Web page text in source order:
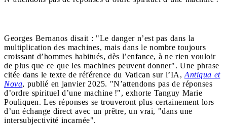
Georges Bernanos disait : "Le danger n’est pas dans la
multiplication des machines, mais dans le nombre toujours
croissant d’hommes habitués, dès l’enfance, à ne rien vouloir
de plus que ce que les machines peuvent donner". Une phrase
citée dans le texte de référence du Vatican sur l’IA, Antiqua et
Nova, publié en janvier 2025. "N’attendons pas de réponses
d’ordre spirituel d’une machine !", exhorte Tanguy Marie
Pouliquen. Les réponses se trouveront plus certainement lors
d’un échange direct avec un prêtre, un vrai, "dans une
intersubjectivité incarnée".